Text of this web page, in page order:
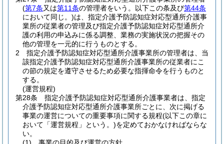
(第7条又は第11条の管理者をいう。以下この条及び第44条
において同じ。)は、指定介護予防認知症対応型通所介護事
業所の従業者の管理及び指定介護予防認知症対応型通所介
護の利用の申込みに係る調整、業務の実施状況の把握その
他の管理を一元的に行うものとする。
2
指定介護予防認知症対応型通所介護事業所の管理者は、当
該指定介護予防認知症対応型通所介護事業所の従業者にこ
の節の規定を遵守させるため必要な指揮命令を行うものと
する。
(運営規程)
第28条
指定介護予防認知症対応型通所介護事業者は、指定
介護予防認知症対応型通所介護事業所ごとに、次に掲げる
事業の運営についての重要事項に関する規程(以下この章に
おいて「運営規程」という。)を定めておかなければならな
い。